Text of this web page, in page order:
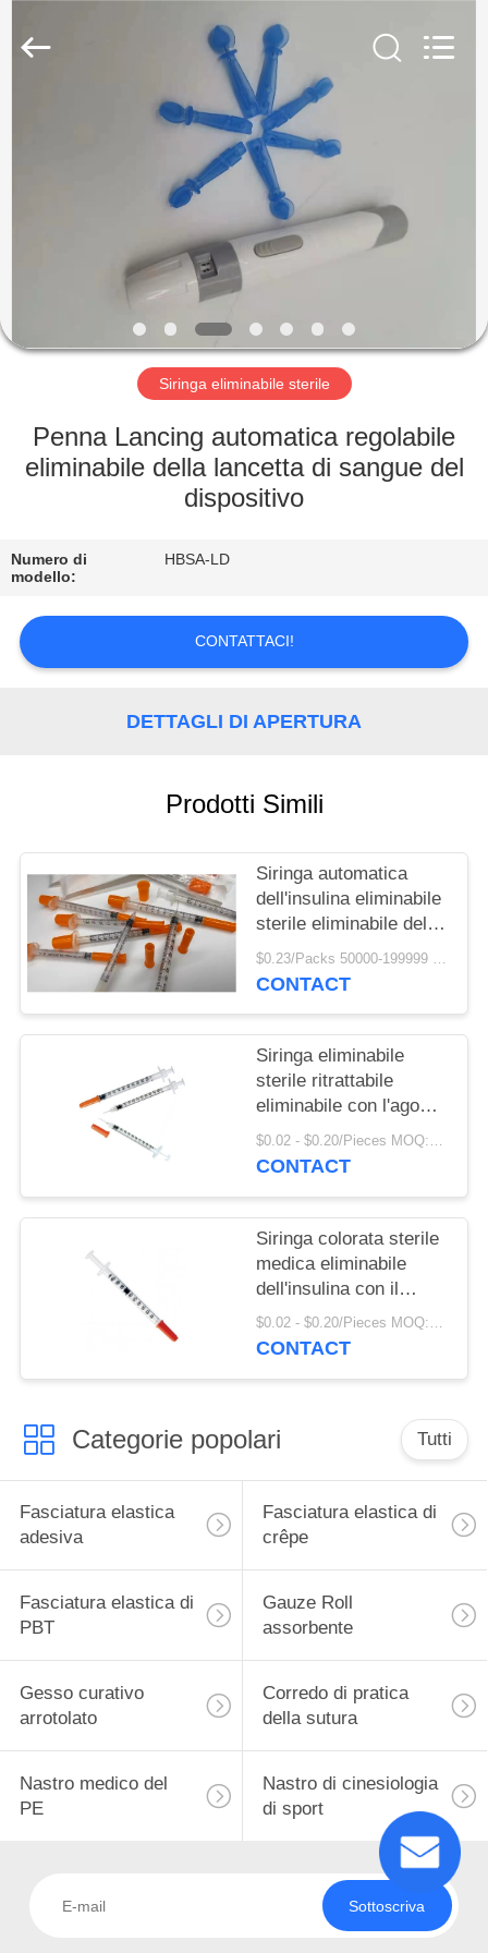
GIRO
FABBRICA
CONTROLLO
QUALITÀ
CONTATTICI
RICHIEDA
MAPPA
DEL
SITO
PRIVACY
POLICY
Trading
Siringa eliminabile sterile
Penna Lancing automatica regolabile
eliminabile della lancetta di sangue del
dispositivo
Numero di
modello:
HBSA-LD
CONTATTACI!
DETTAGLI DI APERTURA
Prodotti Simili
Siringa automatica
dell'insulina eliminabile
sterile eliminabile della
siringa
$0.23/Packs 50000-199999 Packs MOQ:50000 pacchetti
CONTACT
Siringa eliminabile
sterile ritrattabile
eliminabile con l'ago
fine fisso
$0.02 - $0.20/Pieces MOQ:100000 pezzi
CONTACT
Siringa colorata sterile
medica eliminabile
dell'insulina con il
cappuccio e l'ago
arancio
$0.02 - $0.20/Pieces MOQ:100000 pezzi
CONTACT
Categorie popolari Tutti
Fasciatura elastica
adesiva
Fasciatura elastica di
crêpe
Fasciatura elastica di
PBT
Gauze Roll
assorbente
Gesso curativo
arrotolato
Corredo di pratica
della sutura
Nastro medico del
PE
Nastro di cinesiologia
di sport
Sottoscriva